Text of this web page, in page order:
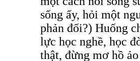
sống ấy, hỏi một
phản đối?) Huống
lực học nghề, học
thật, đừng mơ hồ